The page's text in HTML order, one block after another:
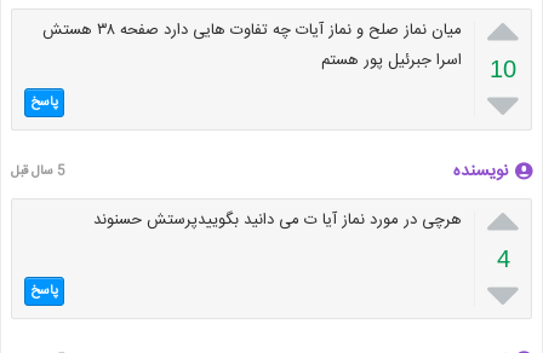

10

میان نماز صلح و نماز آیات چه تفاوت هایی دارد صفحه ۳۸ هستش
اسرا جبرئیل پور هستم
پاسخ
نویسنده 5 سال قبل

4

هرچی در مورد نماز آیا ت می دانید بگوییدپرستش حسنوند
پاسخ